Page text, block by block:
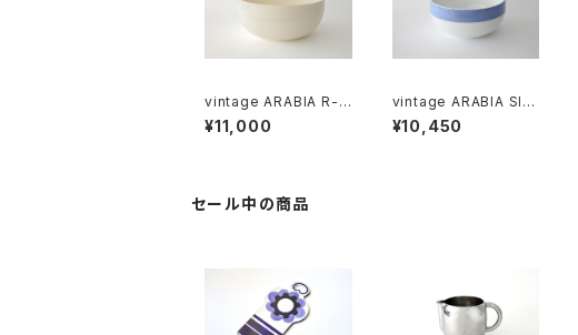
vintage ARABIA R-m
odel bowl / オールド
アラビア ボウル アイボ
¥11,000
vintage ARABIA SINI
VALKO R-model bo
wl / オールドアラビア
¥10,450
セール中の商品